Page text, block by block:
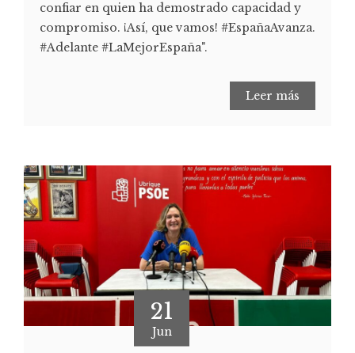
confiar en quien ha demostrado capacidad y
compromiso. ¡Así, que vamos! #EspañaAvanza.
#Adelante #LaMejorEspaña".
Leer más
21
Jun